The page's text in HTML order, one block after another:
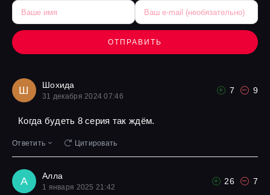
ОТПРАВИТЬ
Ш Шохида
31 декабря 2024 07:46
7 9
Когда будеть 8 серия так ждём.
Ответить Цитировать
А Алла
1 января 2025 21:42
26 7